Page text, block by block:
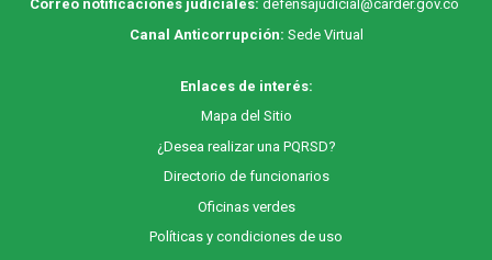
Correo notificaciones judiciales: defensajudicial@carder.gov.co
Canal Anticorrupción: Sede Virtual
Enlaces de interés:
Mapa del Sitio
¿Desea realizar una PQRSD?
Directorio de funcionarios
Oficinas verdes
Políticas y condiciones de uso